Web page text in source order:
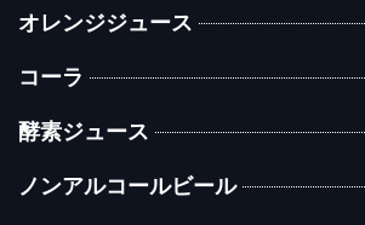
オレンジジュース
コーラ
酵素ジュース
ノンアルコールビール